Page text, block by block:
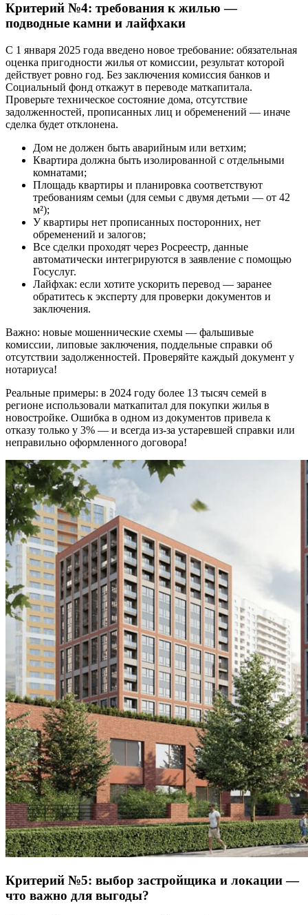
Критерий №4: требования к жилью —
подводные камни и лайфхаки
С 1 января 2025 года введено новое требование: обязательная
оценка пригодности жилья от комиссии, результат которой
действует ровно год. Без заключения комиссия банков и
Социальный фонд откажут в переводе маткапитала.
Проверьте техническое состояние дома, отсутствие
задолженностей, прописанных лиц и обременений — иначе
сделка будет отклонена.
Дом не должен быть аварийным или ветхим;
Квартира должна быть изолированной с отдельными
комнатами;
Площадь квартиры и планировка соответствуют
требованиям семьи (для семьи с двумя детьми — от 42
м²);
У квартиры нет прописанных посторонних, нет
обременений и залогов;
Все сделки проходят через Росреестр, данные
автоматически интегрируются в заявление с помощью
Госуслуг.
Лайфхак: если хотите ускорить перевод — заранее
обратитесь к эксперту для проверки документов и
заключения.
Важно: новые мошеннические схемы — фальшивые
комиссии, липовые заключения, поддельные справки об
отсутствии задолженностей. Проверяйте каждый документ у
нотариуса!
Реальные примеры: в 2024 году более 13 тысяч семей в
регионе использовали маткапитал для покупки жилья в
новостройке. Ошибка в одном из документов привела к
отказу только у 3% — и всегда из-за устаревшей справки или
неправильно оформленного договора!
Критерий №5: выбор застройщика и локации —
что важно для выгоды?